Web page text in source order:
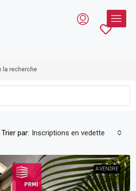
la recherche
Trier par: Inscriptions en vedette
A VENDRE